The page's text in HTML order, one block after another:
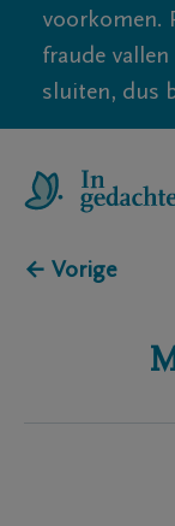
voorkomen.
fraude
sluiten, dus
← Vorige